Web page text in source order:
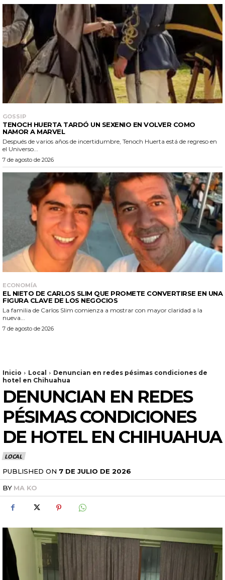
GOSSIP
TENOCH HUERTA TARDÓ UN SEXENIO EN VOLVER COMO
NAMOR A MARVEL
Después de varios años de incertidumbre, Tenoch Huerta está de regreso en
el Universo...
7 de agosto de 2026
ECONOMÍA
EL NIETO DE CARLOS SLIM QUE PROMETE CONVERTIRSE EN UNA
FIGURA CLAVE DE LOS NEGOCIOS
La familia de Carlos Slim comienza a mostrar con mayor claridad a la
nueva...
7 de agosto de 2026